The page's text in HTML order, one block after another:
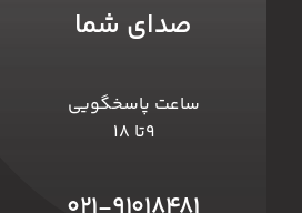
صدای شما
ساعت پاسخگویی
۹تا ۱۸